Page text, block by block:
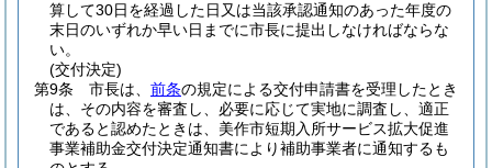
算して30日を経過した日又は当該承認通知のあった年度の
末日のいずれか早い日までに市長に提出しなければならな
い。
(交付決定)
第9条
市長は、 前条の規定による交付申請書を受理したとき
は、その内容を審査し、必要に応じて実地に調査し、適正
であると認めたときは、美作市短期入所サービス拡大促進
事業補助金交付決定通知書により補助事業者に通知するも